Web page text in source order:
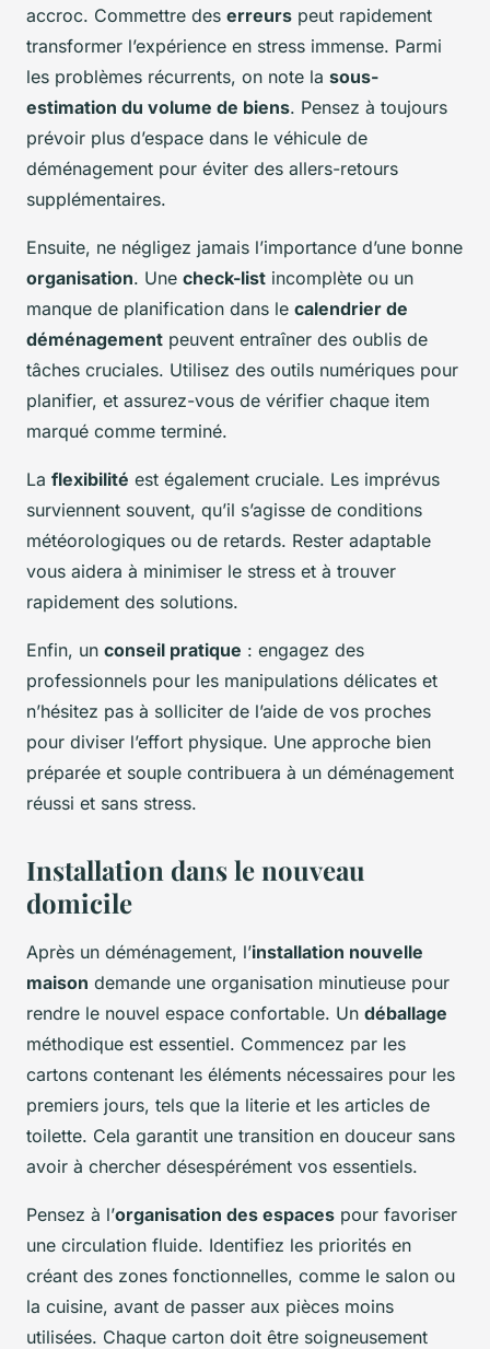
accroc. Commettre des erreurs peut rapidement
transformer l’expérience en stress immense. Parmi
les problèmes récurrents, on note la sous-
estimation du volume de biens. Pensez à toujours
prévoir plus d’espace dans le véhicule de
déménagement pour éviter des allers-retours
supplémentaires.
Ensuite, ne négligez jamais l’importance d’une bonne
organisation. Une check-list incomplète ou un
manque de planification dans le calendrier de
déménagement peuvent entraîner des oublis de
tâches cruciales. Utilisez des outils numériques pour
planifier, et assurez-vous de vérifier chaque item
marqué comme terminé.
La flexibilité est également cruciale. Les imprévus
surviennent souvent, qu’il s’agisse de conditions
météorologiques ou de retards. Rester adaptable
vous aidera à minimiser le stress et à trouver
rapidement des solutions.
Enfin, un conseil pratique : engagez des
professionnels pour les manipulations délicates et
n’hésitez pas à solliciter de l’aide de vos proches
pour diviser l’effort physique. Une approche bien
préparée et souple contribuera à un déménagement
réussi et sans stress.
Installation dans le nouveau
domicile
Après un déménagement, l’installation nouvelle
maison demande une organisation minutieuse pour
rendre le nouvel espace confortable. Un déballage
méthodique est essentiel. Commencez par les
cartons contenant les éléments nécessaires pour les
premiers jours, tels que la literie et les articles de
toilette. Cela garantit une transition en douceur sans
avoir à chercher désespérément vos essentiels.
Pensez à l’organisation des espaces pour favoriser
une circulation fluide. Identifiez les priorités en
créant des zones fonctionnelles, comme le salon ou
la cuisine, avant de passer aux pièces moins
utilisées. Chaque carton doit être soigneusement